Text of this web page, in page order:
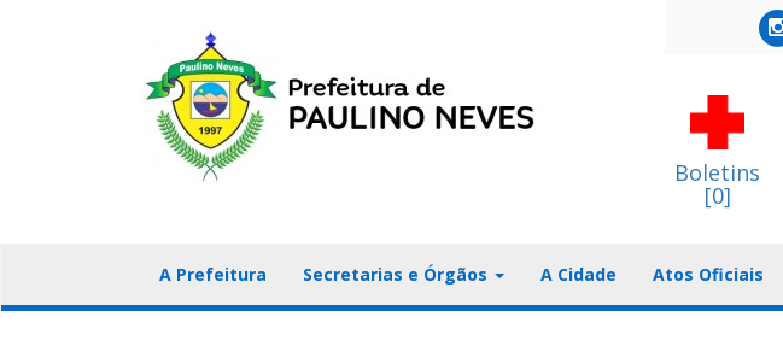
Boletins
[0]
A Prefeitura Secretarias e Órgãos A Cidade Atos Oficiais